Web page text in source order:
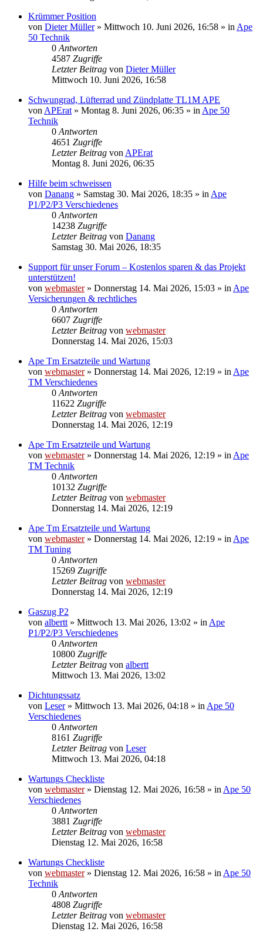
Krümmer Position
von Dieter Müller» Mittwoch 10. Juni 2026, 16:58 » in Ape
50 Technik
0 Antworten
4587 Zugriffe
Letzter Beitrag von Dieter Müller
Mittwoch 10. Juni 2026, 16:58
Schwungrad, Lüfterrad und Zündplatte TL1M APE
von APErat » Montag 8. Juni 2026, 06:35 » in Ape 50
Technik
0 Antworten
4651 Zugriffe
Letzter Beitrag von APErat
Montag 8. Juni 2026, 06:35
Hilfe beim schweissen
von Danang » Samstag 30. Mai 2026, 18:35 » in Ape
P1/P2/P3 Verschiedenes
0 Antworten
14238 Zugriffe
Letzter Beitrag von Danang
Samstag 30. Mai 2026, 18:35
Support für unser Forum – Kostenlos sparen & das Projekt
unterstützen!
von webmaster» Donnerstag 14. Mai 2026, 15:03 » in Ape
Versicherungen & rechtliches
0 Antworten
6607 Zugriffe
Letzter Beitrag von webmaster
Donnerstag 14. Mai 2026, 15:03
Ape Tm Ersatzteile und Wartung
von webmaster» Donnerstag 14. Mai 2026, 12:19 » in Ape
TM Verschiedenes
0 Antworten
11622 Zugriffe
Letzter Beitrag von webmaster
Donnerstag 14. Mai 2026, 12:19
Ape Tm Ersatzteile und Wartung
von webmaster» Donnerstag 14. Mai 2026, 12:19 » in Ape
TM Technik
0 Antworten
10132 Zugriffe
Letzter Beitrag von webmaster
Donnerstag 14. Mai 2026, 12:19
Ape Tm Ersatzteile und Wartung
von webmaster» Donnerstag 14. Mai 2026, 12:19 » in Ape
TM Tuning
0 Antworten
15269 Zugriffe
Letzter Beitrag von webmaster
Donnerstag 14. Mai 2026, 12:19
Gaszug P2
von albertt » Mittwoch 13. Mai 2026, 13:02 » in Ape
P1/P2/P3 Verschiedenes
0 Antworten
10800 Zugriffe
Letzter Beitrag von albertt
Mittwoch 13. Mai 2026, 13:02
Dichtungssatz
von Leser» Mittwoch 13. Mai 2026, 04:18 » in Ape 50
Verschiedenes
0 Antworten
8161 Zugriffe
Letzter Beitrag von Leser
Mittwoch 13. Mai 2026, 04:18
Wartungs Checkliste
von webmaster» Dienstag 12. Mai 2026, 16:58 » in Ape 50
Verschiedenes
0 Antworten
3881 Zugriffe
Letzter Beitrag von webmaster
Dienstag 12. Mai 2026, 16:58
Wartungs Checkliste
von webmaster» Dienstag 12. Mai 2026, 16:58 » in Ape 50
Technik
0 Antworten
4808 Zugriffe
Letzter Beitrag von webmaster
Dienstag 12. Mai 2026, 16:58